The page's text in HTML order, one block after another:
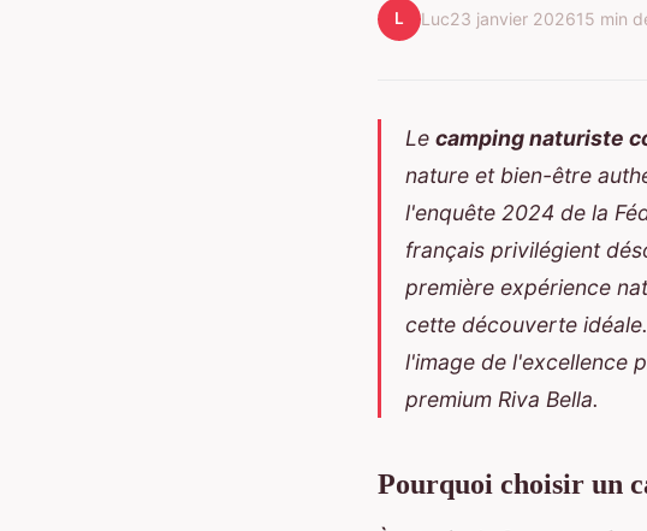
L Luc23 janvier 202615 min
Le camping naturiste
nature et bien-être
l'enquête 2024 de la
français privilégient
première expérience
cette découverte idéale.
l'image de l'excellence
premium Riva Bella.
Pourquoi choisir un